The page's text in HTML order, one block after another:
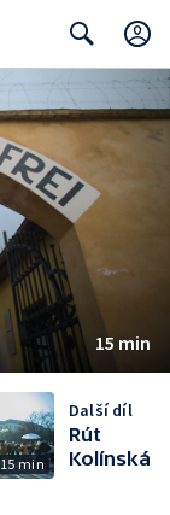
Search
15 min
15 min
Další díl
Rút
Kolínská